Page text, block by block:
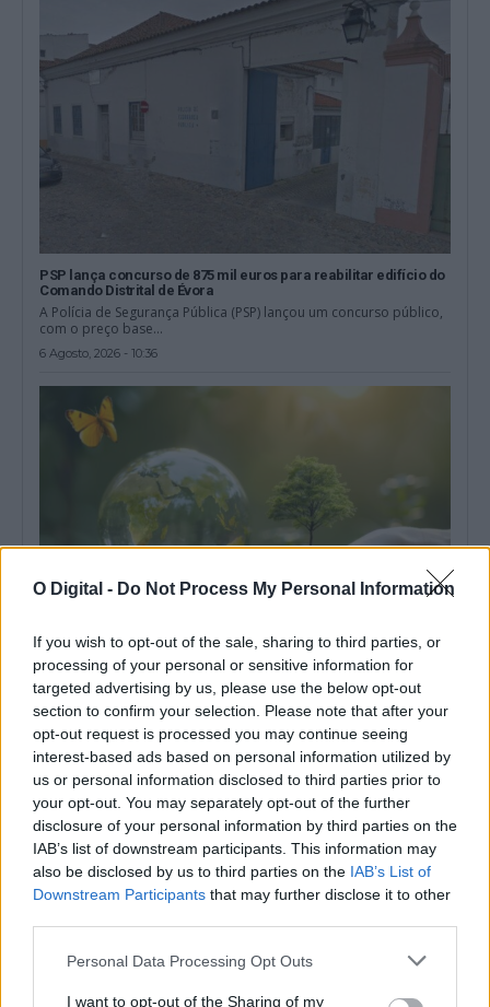
O Digital - Do Not Process My Personal Information
If you wish to opt-out of the sale, sharing to third parties, or
processing of your personal or sensitive information for
targeted advertising by us, please use the below opt-out
section to confirm your selection. Please note that after your
opt-out request is processed you may continue seeing
interest-based ads based on personal information utilized by
us or personal information disclosed to third parties prior to
your opt-out. You may separately opt-out of the further
disclosure of your personal information by third parties on the
IAB’s list of downstream participants. This information may
also be disclosed by us to third parties on the IAB’s List of
Downstream Participants that may further disclose it to other
Personal Data Processing Opt Outs
I want to opt-out of the Sharing of my
PSP lança concurso de 875 mil euros para reabilitar edifício do
Comando Distrital de Évora
A Polícia de Segurança Pública (PSP) lançou um concurso público,
com o preço base...
6 Agosto, 2026 - 10:36
Entidades do Alentejo recebem 738,8 mil euros para projetos
em áreas protegidas
Quatro entidades com ligação ao Alentejo vão receber um total
de 738,8 mil euros...
6 Agosto, 2026 - 09:49